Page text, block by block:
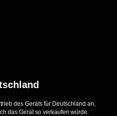
des Geräts für Deutschland an,
das Gerät so verkaufen würde.